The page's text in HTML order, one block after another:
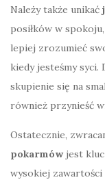
Należy także unikać
posiłków w
lepiej zrozumieć
kiedy jesteśmy
skupienie się na
również przynieść
Ostatecznie,
pokarmów jest
wysokiej